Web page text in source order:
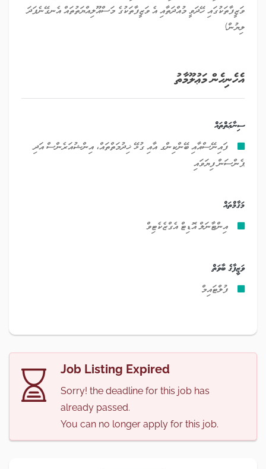
ވަޒީފާތަކުގައި ހޭދަވީ މުއްދަތާއި އެ ވަޒީފާތަކުގެ މަސްއޫލިއްޔަތުތައް އެނގޭނެފަދަ
ލިޔުން)
އެހެނިހެން މަޢުލޫމާތު
ސިނާޢަތްތައް
ފައިނޭސްއާއި ބޭންކިންގ އާއި ގުޅޭ ޚިދުމަތްތައް، އިންޝުއަރެންސް އަދި
ޕެންސަން ފިޔަވައި
މަޤާމްތައް
އިންޓާނަލް އޮޑިޓް އެގްޒެކެޓިވް
ވަޒީފާގެ ބާވަތް
ފުލްޓައިމް
Job Listing Expired
Sorry! the deadline for this job has
already passed.
You can no longer apply for this job.